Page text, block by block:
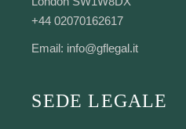
+44 02070162617
Email: info@gflegal.it
SEDE LEGALE